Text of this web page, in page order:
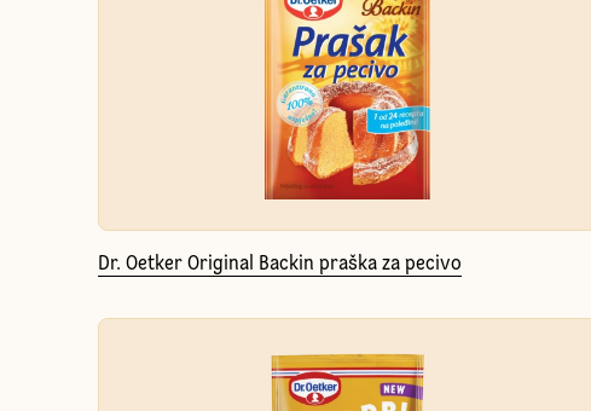
Dr. Oetker Original Backin praška za pecivo